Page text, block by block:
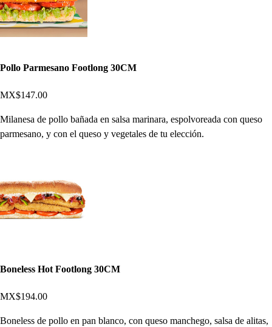
Pollo Parmesano Footlong 30CM
MX$147.00
Milanesa de pollo bañada en salsa marinara, espolvoreada con queso
parmesano, y con el queso y vegetales de tu elección.
Boneless Hot Footlong 30CM
MX$194.00
Boneless de pollo en pan blanco, con queso manchego, salsa de alitas,